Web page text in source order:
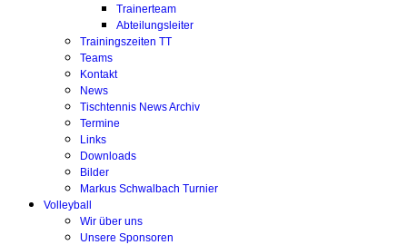
Trainerteam
Abteilungsleiter
Trainingszeiten TT
Teams
Kontakt
News
Tischtennis News Archiv
Termine
Links
Downloads
Bilder
Markus Schwalbach Turnier
Volleyball
Wir über uns
Unsere Sponsoren